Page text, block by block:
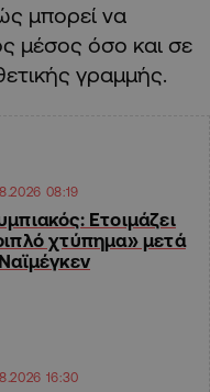
μπορεί να
μέσος όσο και σε
γραμμής.
08:19
Ετοιμάζει
χτύπημα» μετά
16:30